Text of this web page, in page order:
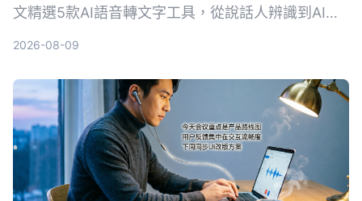
文精選5款AI語音轉文字工具，從說話人辨識到AI對
2026-08-09